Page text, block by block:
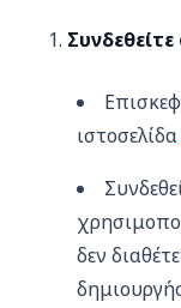
ιστοσελίδα
δεν